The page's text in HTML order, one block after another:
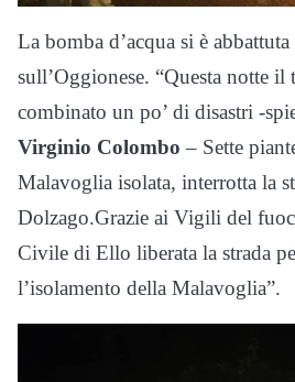
La bomba d’acqua si è abbattuta
sull’Oggionese. “Questa notte il
combinato un po’ di disastri -
Virginio Colombo – Sette
Malavoglia isolata, interrotta la
Dolzago.Grazie ai Vigili del
Civile di Ello liberata la strada
l’isolamento della Malavoglia”.